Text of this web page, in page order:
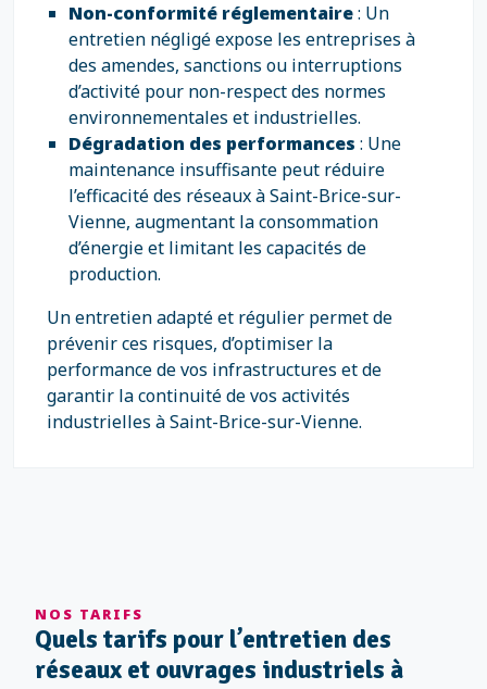
Non-conformité réglementaire: Un
entretien négligé expose les entreprises à
des amendes, sanctions ou interruptions
d’activité pour non-respect des normes
environnementales et industrielles.
Dégradation des performances : Une
maintenance insuffisante peut réduire
l’efficacité des réseaux à Saint-Brice-sur-
Vienne, augmentant la consommation
d’énergie et limitant les capacités de
production.
Un entretien adapté et régulier permet de
prévenir ces risques, d’optimiser la
performance de vos infrastructures et de
garantir la continuité de vos activités
industrielles à Saint-Brice-sur-Vienne.
NOS TARIFS
Quels tarifs pour l’entretien des
réseaux et ouvrages industriels à